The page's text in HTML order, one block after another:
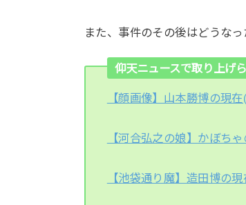
また、事件のその後はどうな
仰天ニュースで取り上げ
【顔画像】山本勝博の現
【河合弘之の娘】かぼち
【池袋通り魔】造田博の